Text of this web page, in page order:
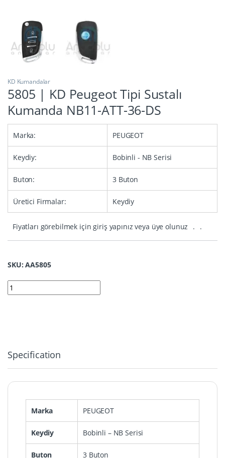
KD Kumandalar
5805 | KD Peugeot Tipi Sustalı
Kumanda NB11-ATT-36-DS
Marka: PEUGEOT
Keydiy: Bobinli - NB Serisi
Buton: 3 Buton
Üretici Firmalar: Keydiy
Fiyatları görebilmek için giriş yapınız veya üye olunuz . .
SKU: AA5805
5805 | KD Peugeot Tipi Sustalı Kumanda NB11-ATT-36-DS
Specification
Marka PEUGEOT
Keydiy Bobinli – NB Serisi
Buton 3 Buton